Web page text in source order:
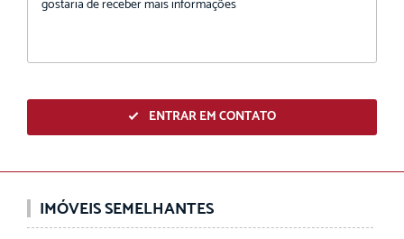
ENTRAR EM CONTATO
IMÓVEIS SEMELHANTES